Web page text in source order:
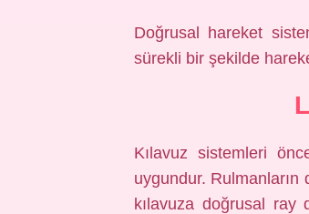
Doğrusal hareket
sürekli bir şekilde
Kılavuz sistemleri
uygundur.
kılavuza doğrusal